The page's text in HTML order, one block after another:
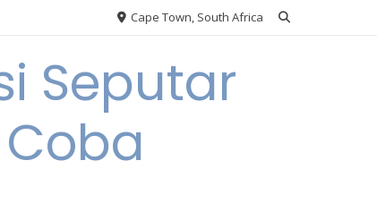
Cape Town, South Africa
Seputar